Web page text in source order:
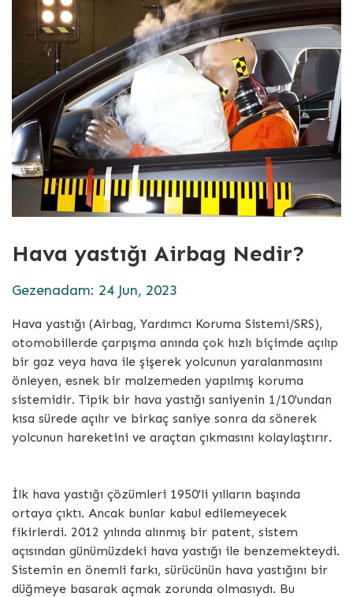
Hava yastığı Airbag Nedir?
Gezenadam: 24 Jun, 2023
Hava yastığı (Airbag, Yardımcı Koruma Sistemi/SRS),
otomobillerde çarpışma anında çok hızlı biçimde açılıp
bir gaz veya hava ile şişerek yolcunun yaralanmasını
önleyen, esnek bir malzemeden yapılmış koruma
sistemidir. Tipik bir hava yastığı saniyenin 1/10'undan
kısa sürede açılır ve birkaç saniye sonra da sönerek
yolcunun hareketini ve araçtan çıkmasını kolaylaştırır.
İlk hava yastığı çözümleri 1950'li yılların başında
ortaya çıktı. Ancak bunlar kabul edilemeyecek
fikirlerdi. 2012 yılında alınmış bir patent, sistem
açısından günümüzdeki hava yastığı ile benzemekteydi.
Sistemin en önemli farkı, sürücünün hava yastığını bir
düğmeye basarak açmak zorunda olmasıydı. Bu